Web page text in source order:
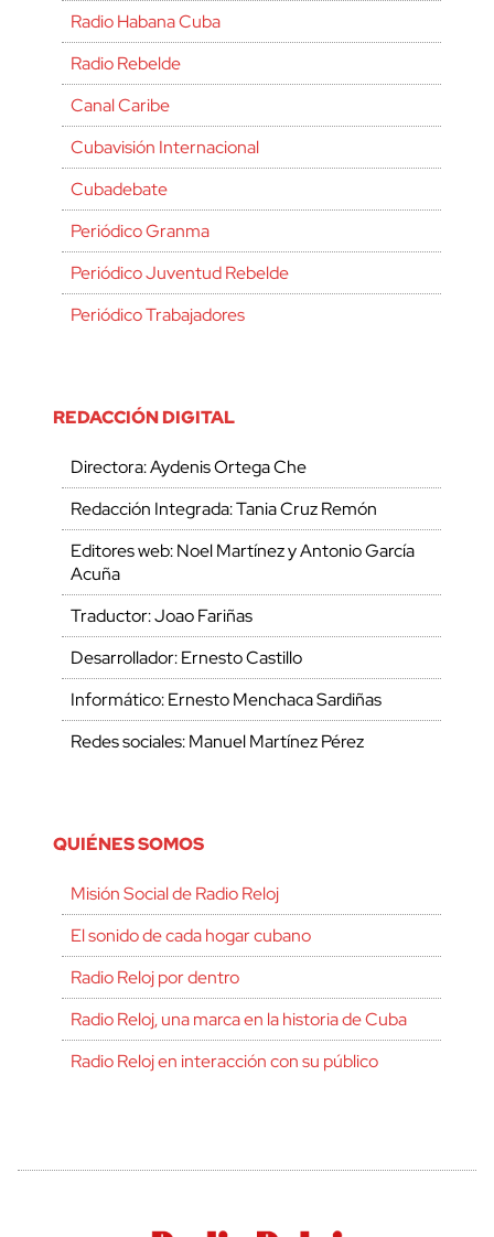
Radio Habana Cuba
Radio Rebelde
Canal Caribe
Cubavisión Internacional
Cubadebate
Periódico Granma
Periódico Juventud Rebelde
Periódico Trabajadores
REDACCIÓN DIGITAL
Directora: Aydenis Ortega Che
Redacción Integrada: Tania Cruz Remón
Editores web: Noel Martínez y Antonio García
Acuña
Traductor: Joao Fariñas
Desarrollador: Ernesto Castillo
Informático: Ernesto Menchaca Sardiñas
Redes sociales: Manuel Martínez Pérez
QUIÉNES SOMOS
Misión Social de Radio Reloj
El sonido de cada hogar cubano
Radio Reloj por dentro
Radio Reloj, una marca en la historia de Cuba
Radio Reloj en interacción con su público